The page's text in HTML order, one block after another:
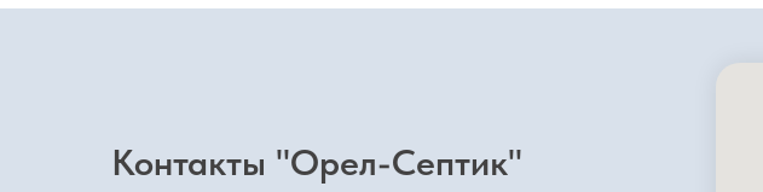
Контакты "Орел-Септик"